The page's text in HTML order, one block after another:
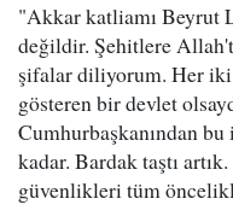
"Akkar katliamı Beyrut
değildir. Şehitlere
şifalar diliyorum. Her iki
gösteren bir devlet
Cumhurbaşkanından
kadar. Bardak taştı
güvenlikleri tüm